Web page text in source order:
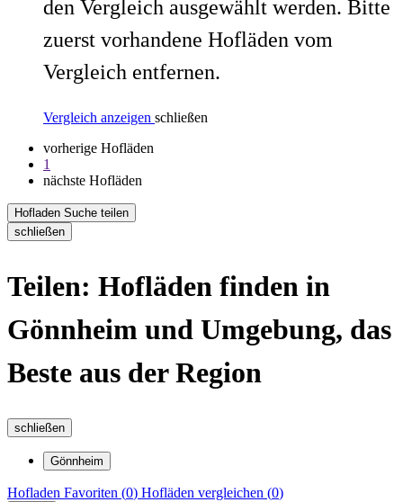
den Vergleich ausgewählt werden. Bitte
zuerst vorhandene Hofläden vom
Vergleich entfernen.
Vergleich anzeigen schließen
vorherige Hofläden
1
nächste Hofläden
Hofladen Suche teilen
schließen
Teilen: Hofläden finden in
Gönnheim und Umgebung, das
Beste aus der Region
schließen
Gönnheim
Hofladen Favoriten (0) Hofläden vergleichen (0)